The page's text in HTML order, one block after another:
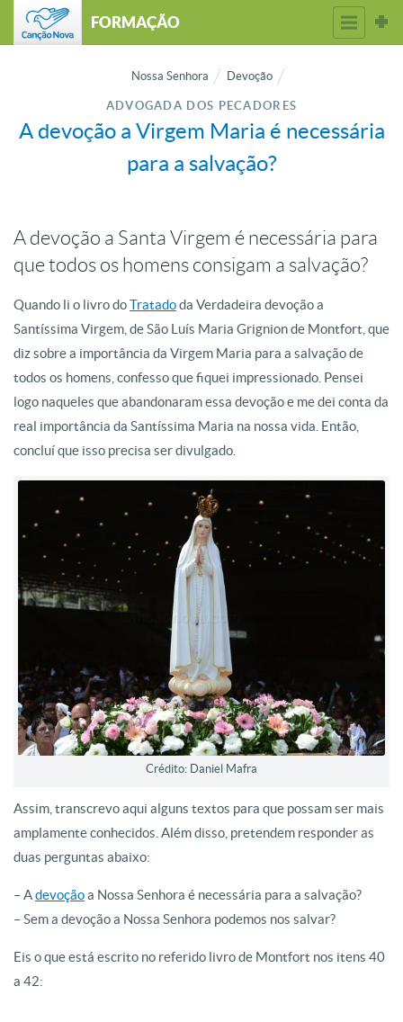
FORMAÇÃO
Nossa Senhora Devoção
ADVOGADA DOS PECADORES
A devoção a Virgem Maria é necessária
para a salvação?
A devoção a Santa Virgem é necessária para
que todos os homens consigam a salvação?
Quando li o livro doTratadoda Verdadeira devoção a
Santíssima Virgem, de São Luís Maria Grignion de Montfort, que
diz sobre a importância da Virgem Maria para a salvação de
todos os homens, confesso que fiquei impressionado. Pensei
logo naqueles que abandonaram essa devoção e me dei conta da
real importância da Santíssima Maria na nossa vida. Então,
concluí que isso precisa ser divulgado.
Crédito: Daniel Mafra
Assim, transcrevo aqui alguns textos para que possam ser mais
amplamente conhecidos. Além disso, pretendem responder as
duas perguntas abaixo:
– Adevoçãoa Nossa Senhora é necessária para a salvação?
– Sem a devoção a Nossa Senhora podemos nos salvar?
Eis o que está escrito no referido livro de Montfort nos itens 40
a 42: